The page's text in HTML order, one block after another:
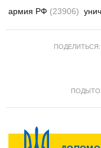
армия РФ (23906)
ПОДЕЛИТЬСЯ: